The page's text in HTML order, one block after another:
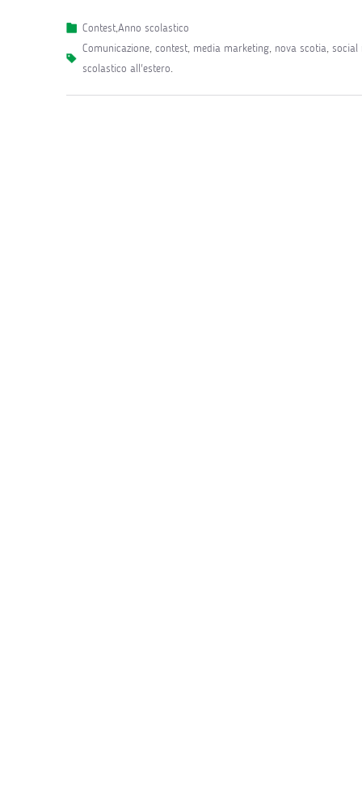
Contest,Anno scolastico
comunicazione, contest, media marketing, nova scotia, social
scolastico all'estero.